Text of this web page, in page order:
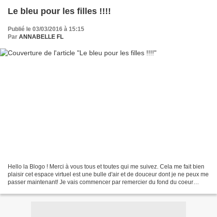
Le bleu pour les filles !!!!
Publié le 03/03/2016 à 15:15
Par ANNABELLE FL
Hello la Blogo ! Merci à vous tous et toutes qui me suivez. Cela me fait bien
plaisir cet espace virtuel est une bulle d'air et de douceur dont je ne peux me
passer maintenant! Je vais commencer par remercier du fond du coeur